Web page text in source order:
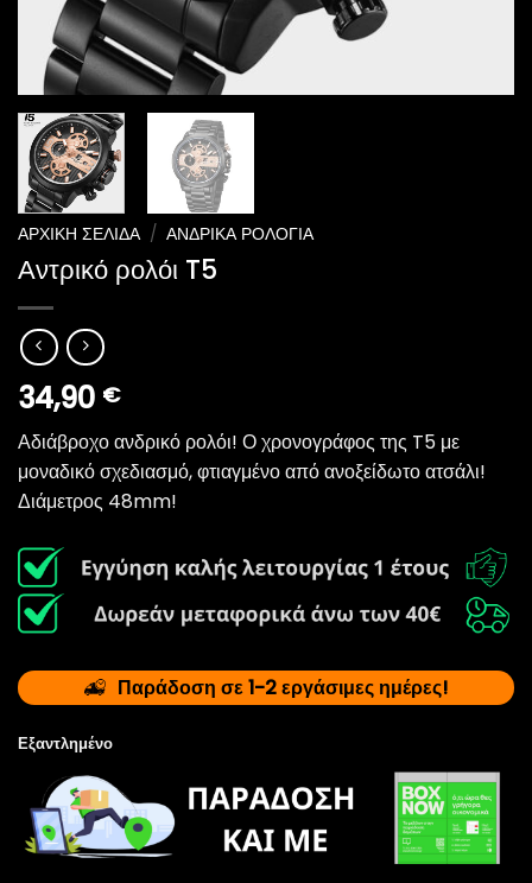
ΑΡΧΙΚΉ ΣΕΛΊΔΑ / ΑΝΔΡΙΚΆ ΡΟΛΌΓΙΑ
Αντρικό ρολόι T5
34,90 €
Αδιάβροχο ανδρικό ρολόι! Ο χρονογράφος της T5 με
μοναδικό σχεδιασμό, φτιαγμένο από ανοξείδωτο ατσάλι!
Διάμετρος 48mm!
Παράδοση σε 1-2 εργάσιμες ημέρες!
Εξαντλημένο